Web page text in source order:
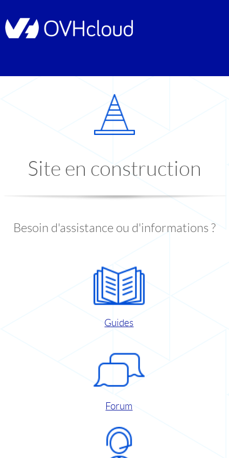
Site en construction
Besoin d'assistance ou d'informations ?
Guides
Forum